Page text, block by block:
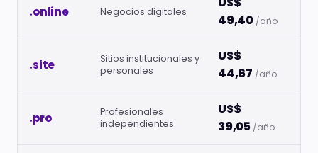
.online Negocios digitales
49,40 /año
.site
Sitios institucionales y
personales
US$
44,67 /año
.pro
Profesionales
independientes
US$
39,05 /año